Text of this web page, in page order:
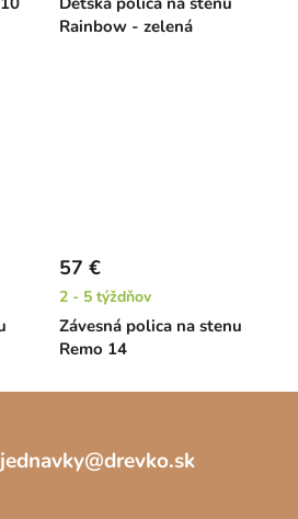
Rainbow - zelená
Závesná polica na stenu
Remo 14
57 €
2 - 5 týždňov
@drevko.sk